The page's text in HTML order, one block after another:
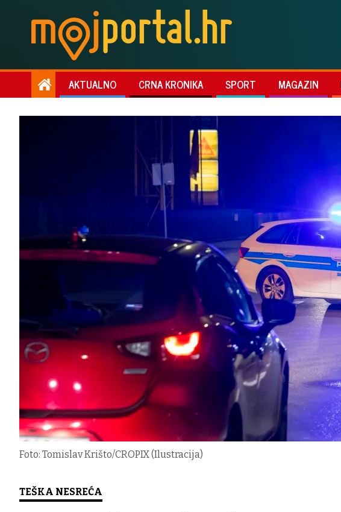
AKTUALNO CRNA KRONIKA SPORT MAGAZIN
Foto: Tomislav Krišto/CROPIX (Ilustracija)
TEŠKA NESREĆA